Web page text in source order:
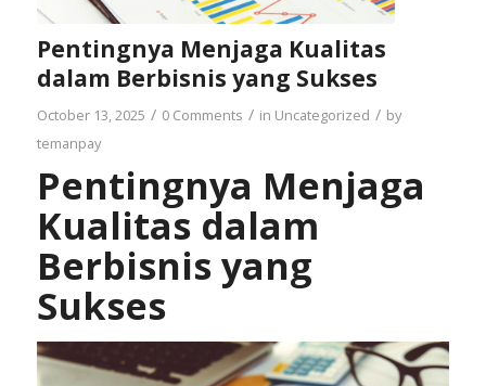
Pentingnya Menjaga Kualitas
dalam Berbisnis yang Sukses
October 13, 2025 / 0 Comments / in Uncategorized / by
temanpay
Pentingnya Menjaga
Kualitas dalam
Berbisnis yang
Sukses